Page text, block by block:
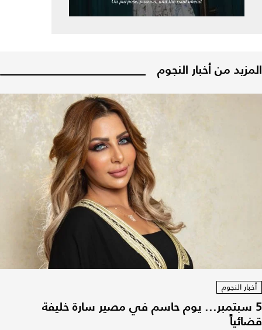
المزيد من أخبار النجوم
أخبار النجوم
5 سبتمبر... يوم حاسم في مصير سارة خليفة
قضائياً